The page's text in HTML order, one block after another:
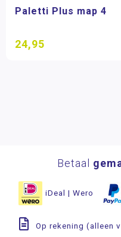
Paletti Plus map 4
24,95
Betaal
iDeal | Wero
Op rekening (alleen